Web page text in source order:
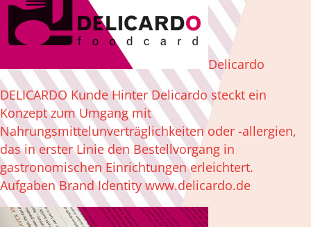
Delicardo
DELICARDO Kunde Hinter Delicardo steckt ein
Konzept zum Umgang mit
Nahrungsmittelunverträglichkeiten oder -allergien,
das in erster Linie den Bestellvorgang in
gastronomischen Einrichtungen erleichtert.
Aufgaben Brand Identity www.delicardo.de